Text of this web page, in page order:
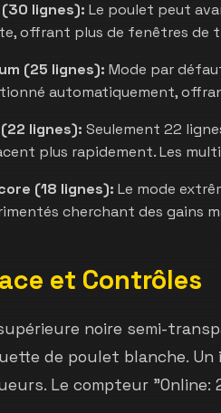
(30 lignes): Le poulet peut
offrant plus de fenêtres de
(25 lignes): Mode par
automatiquement,
lignes): Seulement 22
plus rapidement. Les
(18 lignes): Le mode
cherchant des gains
et Contrôles
noire semi-
de poulet blanche.
Le compteur "Online: